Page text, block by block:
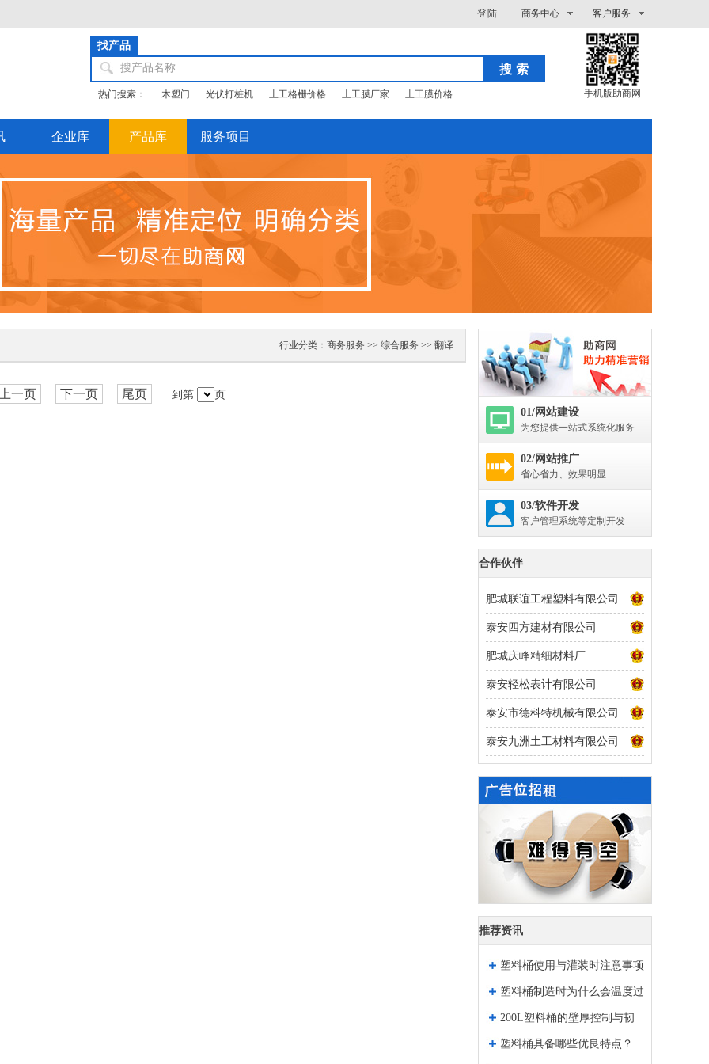
登陆 商务中心 客户服务
找产品
搜产品名称
热门搜索： 木塑门 光伏打桩机 土工格栅价格 土工膜厂家 土工膜价格 手机版助商网
企业库 产品库 服务项目
行业分类： 商务服务 >> 综合服务 >> 翻译
一页 下一页 尾页 到第
页
01/网站建设
为您提供一站式系统化服务
02/网站推广
省心省力、效果明显
03/软件开发
客户管理系统等定制开发
合作伙伴
肥城联谊工程塑料有限公司
泰安四方建材有限公司
肥城庆峰精细材料厂
泰安轻松表计有限公司
泰安市德科特机械有限公司
泰安九洲土工材料有限公司
推荐资讯
塑料桶使用与灌装时注意事项
塑料桶制造时为什么会温度过
高？
200L塑料桶的壁厚控制与韧
性大刚性强原因分析
塑料桶具备哪些优良特点？